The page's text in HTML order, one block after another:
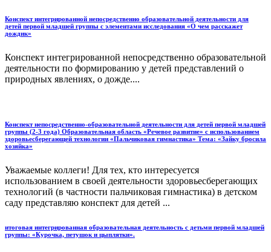
Конспект интегрированной непосредственно образовательной деятельности для
детей первой младшей группы с элементами исследования «О чем расскажет
дождик»
Конспект интегрированной непосредственно образовательной
деятельности по формированию у детей представлений о
природных явлениях, о дожде....
Конспект непосредственно-образовательной деятельности для детей первой младшей
группы (2-3 года) Образовательная область «Речевое развитие» с использованием
здоровьесберегающей технологии «Пальчиковая гимнастика» Тема: «Зайку бросила
хозяйка»
Уважаемые коллеги! Для тех, кто интересуется
использованием в своей деятельности здоровьесберегающих
технологий (в частности пальчиковая гимнастика) в детском
саду представляю конспект для детей ...
итоговая интегрированная образовательная деятельность с детьми первой младшей
группы: «Курочка, петушок и цыплятки».